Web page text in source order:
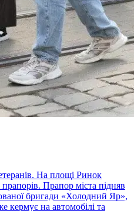
На площі Ринок
Прапор міста підняв
бригади «Холодний Яр»,
кермує на автомобілі та